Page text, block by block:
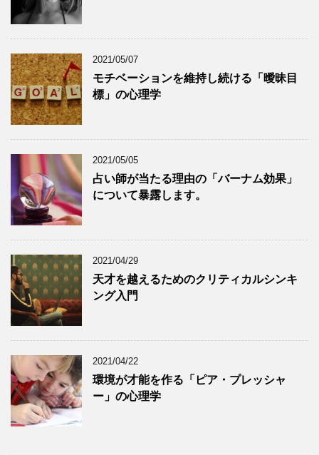
2021/05/07
モチベーションを維持し続ける「曖昧目
標」の心理学
2021/05/05
占い師が当たる理由の「バーナム効果」
について暴露します。
2021/04/29
天才を越えるためのクリティカルシンキ
ング入門
2021/04/22
環境が才能を作る「ピア・プレッシャ
ー」の心理学